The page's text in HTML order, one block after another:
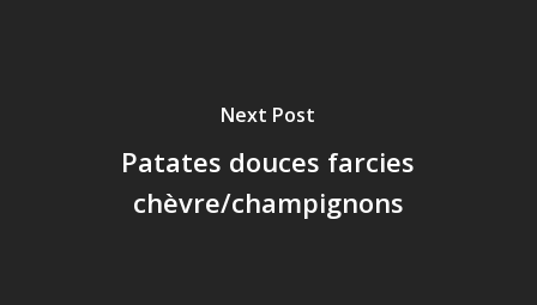
Next Post
Patates douces farcies
chèvre/champignons